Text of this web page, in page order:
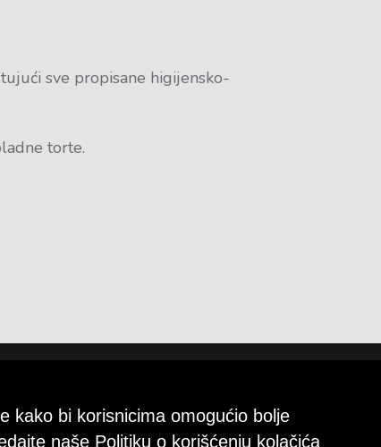
sve propisane higijensko-
torte.
kako bi korisnicima omogućio bolje
naše Politiku o korišćenju kolačića